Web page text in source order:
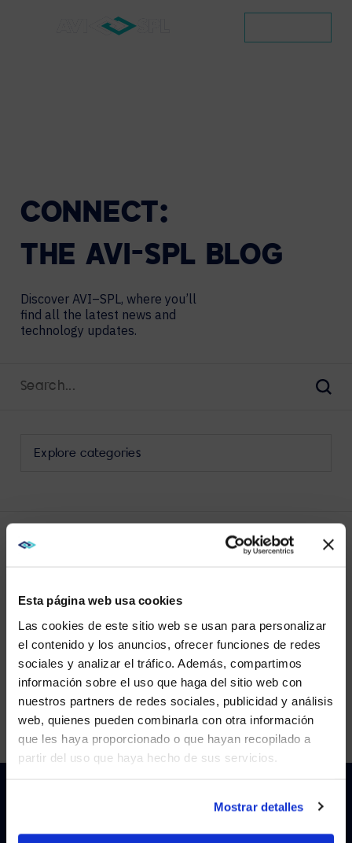
Esta página web usa cookies
Las cookies de este sitio web se usan para personalizar
el contenido y los anuncios, ofrecer funciones de redes
sociales y analizar el tráfico. Además, compartimos
información sobre el uso que haga del sitio web con
nuestros partners de redes sociales, publicidad y análisis
web, quienes pueden combinarla con otra información
que les haya proporcionado o que hayan recopilado a
partir del uso que haya hecho de sus servicios.
Mostrar detalles
CONNECT:
THE AVI-SPL BLOG
Discover AVI–SPL, where you’ll
find all the latest news and
technology updates.
to
view
VIEW MORE
HOW CAN WE HELP?
WE NOTICED YOU'RE IN USA.
instead?
YES, TAKE ME THERE
NO, STAY ON THIS SITE